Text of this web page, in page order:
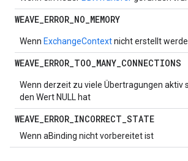
WEAVE_ERROR_NO_MEMORY
Wenn ExchangeContextnicht erstellt
WEAVE_ERROR_TOO_MANY_CONNECTIONS
Wenn derzeit zu viele Übertragungen aktiv
den Wert NULL hat
WEAVE_ERROR_INCORRECT_STATE
Wenn aBinding nicht vorbereitet ist